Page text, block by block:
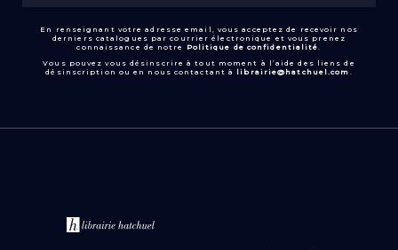
En renseignant votre adresse email, vous acceptez de recevoir nos
derniers catalogues par courrier électronique et vous prenez
connaissance de notre
Politique de confidentialité.
Vous pouvez vous désinscrire à tout moment à l’aide des liens de
désinscription ou en nous contactant à librairie@hatchuel.com .